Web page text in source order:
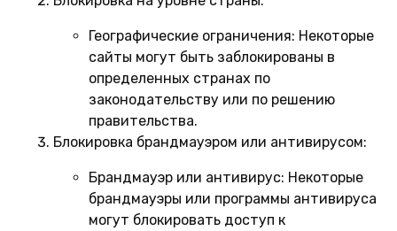
Географические ограничения: Некоторые
сайты могут быть заблокированы в
определенных странах по
законодательству или по решению
правительства.
Блокировка брандмауэром или антивирусом:
Брандмауэр или антивирус: Некоторые
брандмауэры или программы антивируса
могут блокировать доступ к